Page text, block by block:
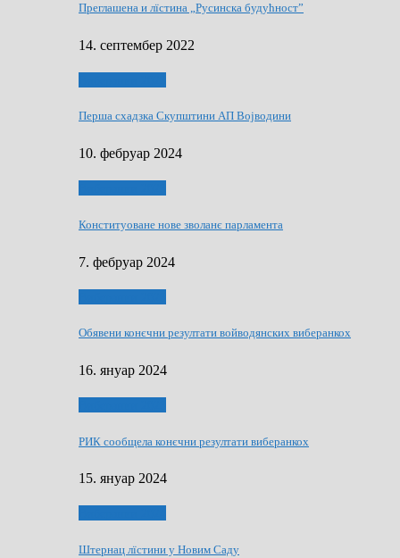
Преглашена и лїстина „Русинска будућност”
14. септембер 2022
Перша схадзка Скупштини АП Војводини
10. фебруар 2024
Конституоване нове зволанє парламентa
7. фебруар 2024
Обявени конєчни резултати войводянских виберанкох
16. януар 2024
РИК сообщела конєчни резултати виберанкох
15. януар 2024
Штернац лїстини у Новим Саду